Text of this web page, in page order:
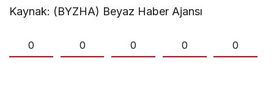
Kaynak: (BYZHA) Beyaz Haber Ajansı
0 0 0 0 0